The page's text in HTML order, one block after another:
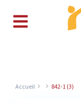
Accueil 842-1 (3)